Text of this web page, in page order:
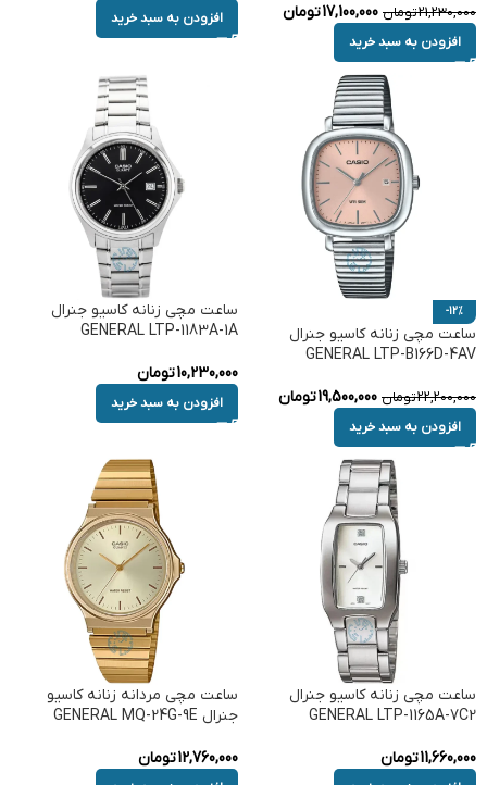
21,230,000تومان 17,100,000تومان
افزودن به سبد خرید
افزودن به سبد خرید
-12%
ساعت مچی زنانه کاسیو جنرال
GENERAL LTP-B166D-4AV
22,200,000تومان 19,500,000تومان
افزودن به سبد خرید
ساعت مچی زنانه کاسیو جنرال
GENERAL LTP-1183A-1A
10,230,000تومان
افزودن به سبد خرید
ساعت مچی زنانه کاسیو جنرال
GENERAL LTP-1165A-7C2
11,660,000تومان
ساعت مچی مردانه زنانه کاسیو
جنرال GENERAL MQ-24G-9E
12,760,000تومان